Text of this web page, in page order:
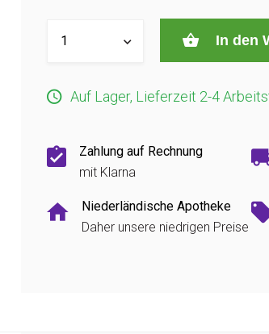
In den
Auf Lager, Lieferzeit 2-4
Zahlung auf Rechnung
mit Klarna
Niederländische Apotheke
Daher unsere niedrigen Preise